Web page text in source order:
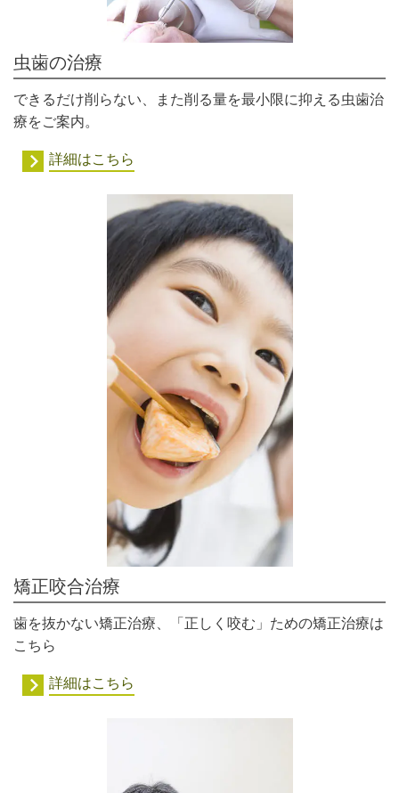
虫歯の治療
できるだけ削らない、また削る量を最小限に抑える虫歯治
療をご案内。
詳細はこちら
矯正咬合治療
歯を抜かない矯正治療、「正しく咬む」ための矯正治療は
こちら
詳細はこちら